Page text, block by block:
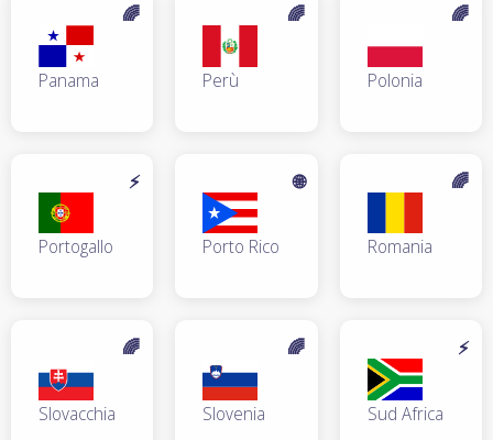
Panama
🌈
Perù
🌈
Polonia
🌈
Portogallo
⚡
Porto Rico
🌐
Romania
🌈
Slovacchia
🌈
Slovenia
🌈
Sud Africa
⚡